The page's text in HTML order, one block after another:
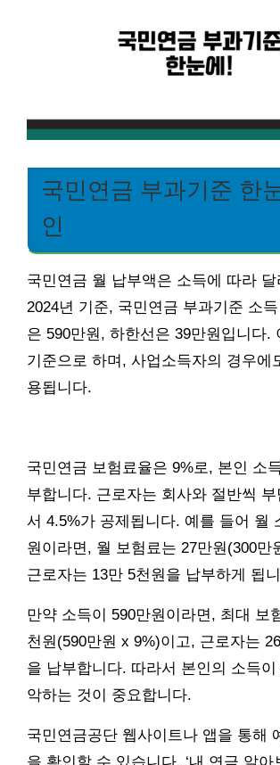
국민연금 부과기준 한
인
국민연금 월 납부액은 소득에 따라 달
2024년 기준, 국민연금 부과기준 소
은 590만원, 하한선은 39만원입니다.
기준으로 하며, 사업소득자의 경우에
용됩니다.
국민연금 보험료율은 9%로, 본인 소
부합니다. 근로자는 회사와 절반씩 부
서 4.5%가 공제됩니다. 예를 들어 월
원이라면, 월 보험료는 27만원(300만
근로자는 13만 5천원을 납부하게 됩
만약 소득이 590만원이라면, 최대 보
천원(590만원 x 9%)이고, 근로자는
을 납부합니다. 따라서 본인의 소득
악하는 것이 중요합니다.
국민연금공단 웹사이트나 앱을 통해